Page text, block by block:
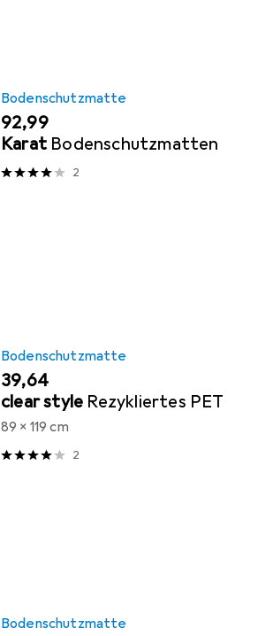
Bodenschutzmatte
EUR
92,99
Karat Bodenschutzmatten
2
Bodenschutzmatte
EUR
39,64
clear style Rezykliertes PET
89 x 119 cm
2
Bodenschutzmatte